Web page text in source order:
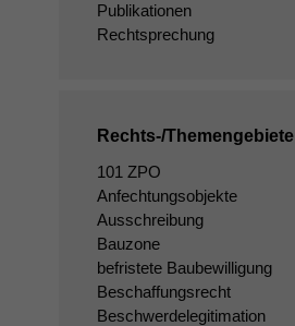
Publikationen
Rechtsprechung
Rechts-/Themengebiete
101 ZPO
Anfechtungsobjekte
Ausschreibung
Bauzone
befristete Baubewilligung
Beschaffungsrecht
Beschwerdelegitimation